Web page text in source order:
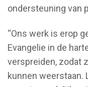
ondersteuning van
“Ons werk is erop
Evangelie in de
verspreiden, zodat
kunnen weerstaan.